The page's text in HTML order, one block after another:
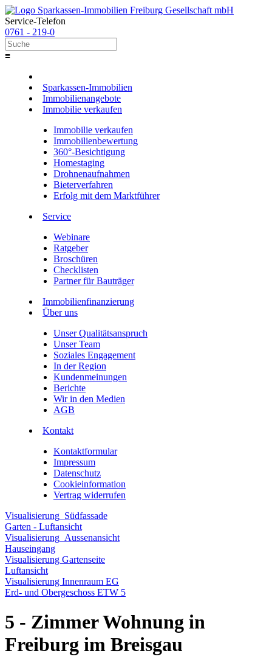
Service-Telefon
0761 - 219-0
≡
Sparkassen-Immobilien
Immobilienangebote
Immobilie verkaufen
Immobilie verkaufen
Immobilienbewertung
360°-Besichtigung
Homestaging
Drohnenaufnahmen
Bieterverfahren
Erfolg mit dem Marktführer
Service
Webinare
Ratgeber
Broschüren
Checklisten
Partner für Bauträger
Immobilienfinanzierung
Über uns
Unser Qualitätsanspruch
Unser Team
Soziales Engagement
In der Region
Kundenmeinungen
Berichte
Wir in den Medien
AGB
Kontakt
Kontaktformular
Impressum
Datenschutz
Cookieinformation
Vertrag widerrufen
Visualisierung_Südfassade
Garten - Luftansicht
Visualisierung_Aussenansicht
Hauseingang
Visualisierung Gartenseite
Luftansicht
Visualisierung Innenraum EG
Erd- und Obergeschoss ETW 5
5 - Zimmer Wohnung in
Freiburg im Breisgau